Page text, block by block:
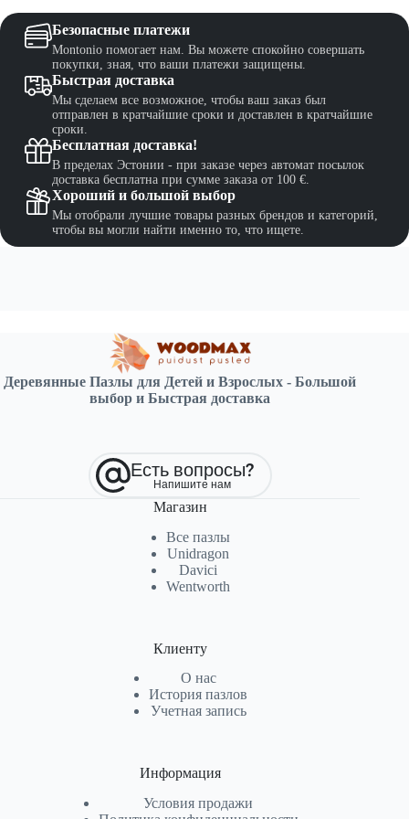
странице
товара.
странице
Безопасные платежи
Montonio помогает нам. Вы можете спокойно совершать
покупки, зная, что ваши платежи защищены.
Быстрая доставка
Мы сделаем все возможное, чтобы ваш заказ был
отправлен в кратчайшие сроки и доставлен в кратчайшие
сроки.
Бесплатная доставка!
В пределах Эстонии - при заказе через автомат посылок
доставка бесплатна при сумме заказа от 100 €.
Хороший и большой выбор
Мы отобрали лучшие товары разных брендов и категорий,
чтобы вы могли найти именно то, что ищете.
Деревянные Пазлы для Детей и Взрослых - Большой
выбор и Быстрая доставка
Есть вопросы?
Напишите нам
Магазин
Все пазлы
Unidragon
Davici
Wentworth
Клиенту
О нас
История пазлов
Учетная запись
Информация
Условия продажи